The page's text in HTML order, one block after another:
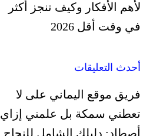
لأهم الأفكار وكيف تنجز أكثر
في وقت أقل 2026
أحدث التعليقات
فريق موقع اليماني على لا
تعطني سمكة بل علمني إزاي
أصطاد: دليلك الشامل للنجاح